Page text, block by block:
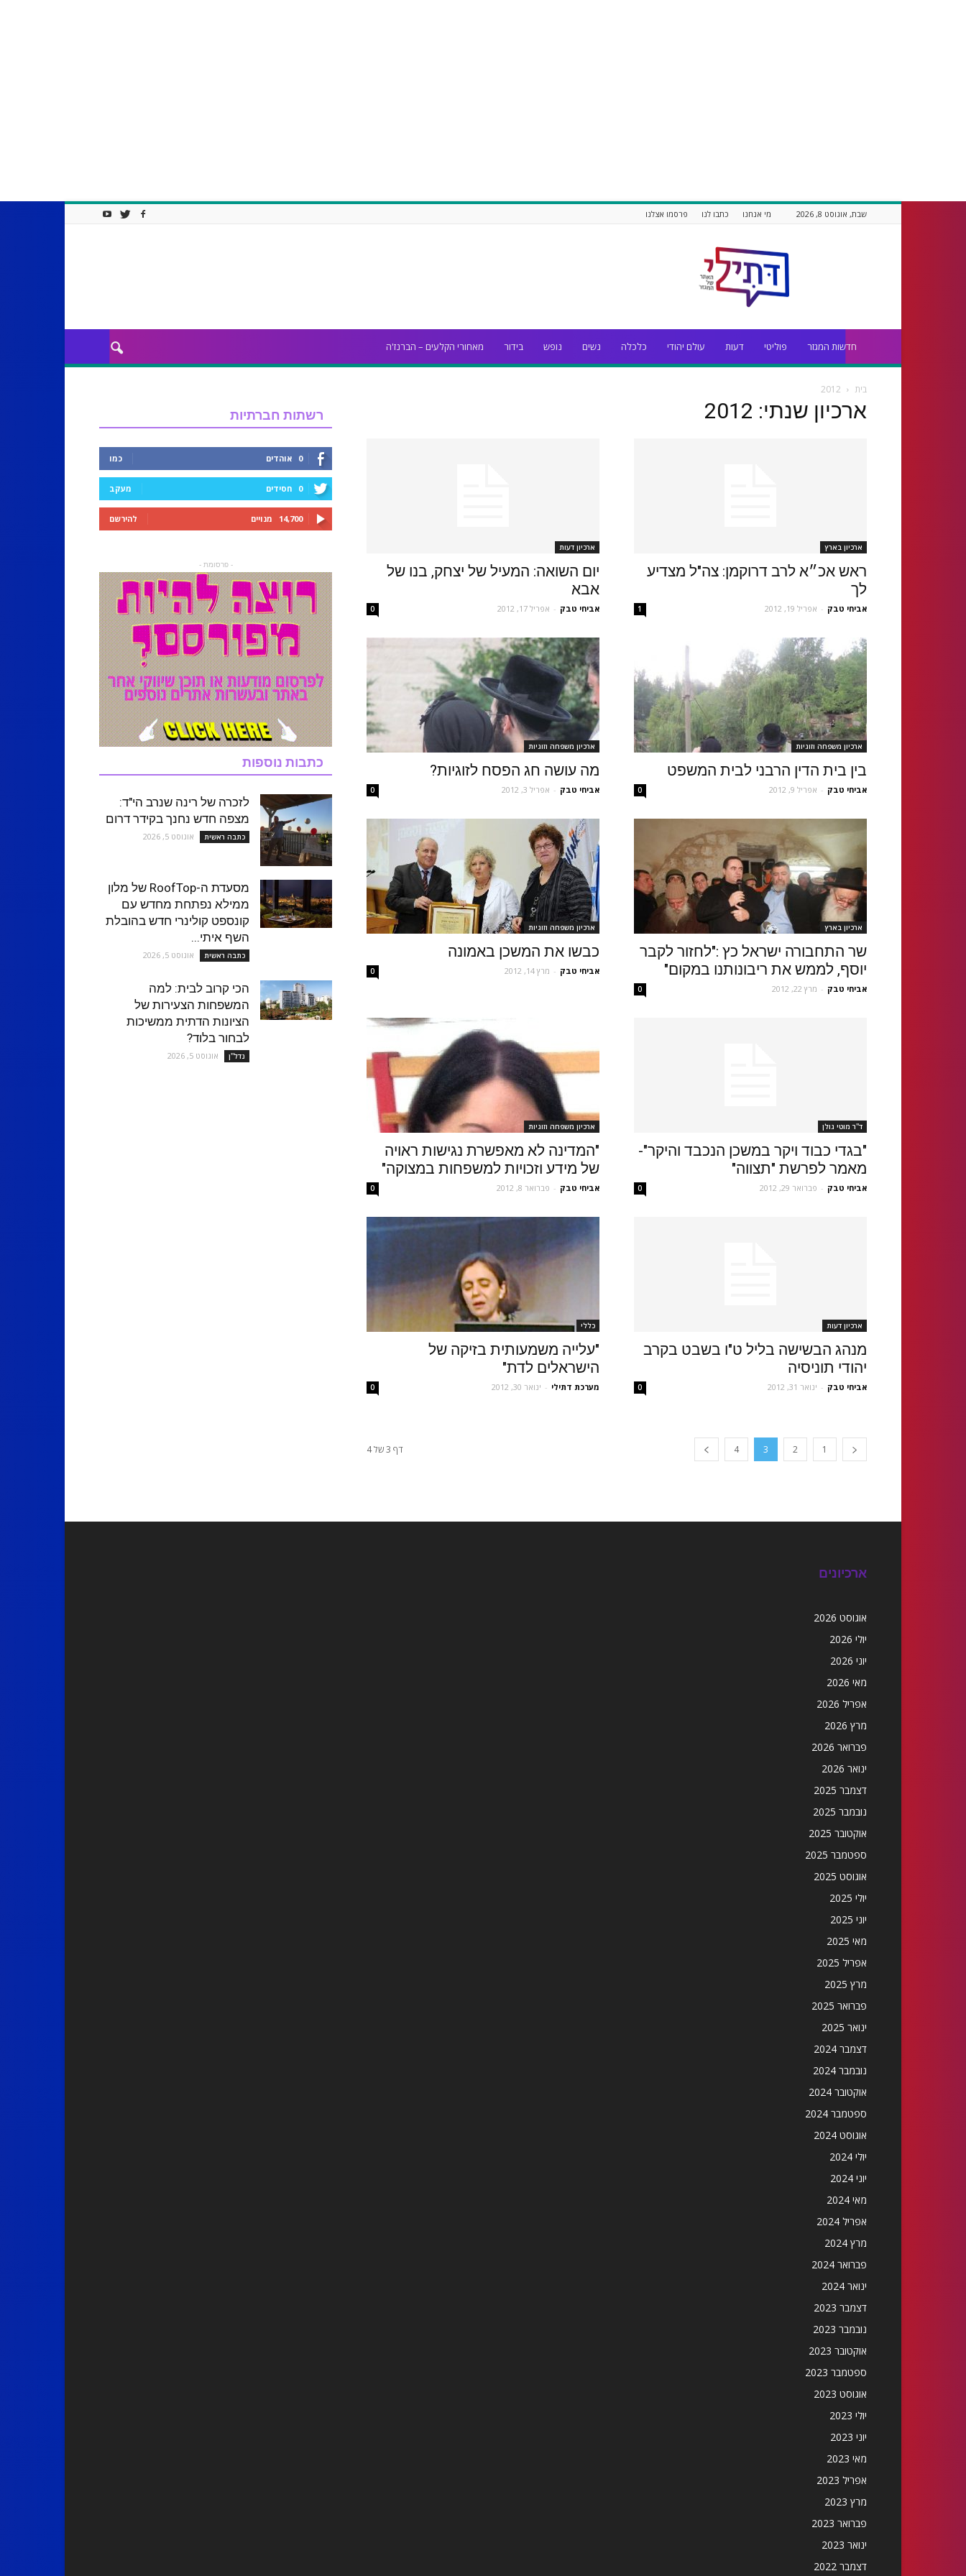
שבת, אוגוסט 8, 2026 מי אנחנו כתבו לנו פרסמו אצלנו
חדשות המגזר פוליטי דעות עולם יהודי כלכלה נשים נופש בידור מאחורי הקלעים – הברנז'ה
בית 2012
ארכיון שנתי: 2012
ארכיון בארץ
ראש אכ״א לרב דרוקמן: צה"ל מצדיע
לך
אביחי טבק - אפריל 19, 2012 1
ארכיון דעות
יום השואה: המעיל של יצחק, בנו של
אבא
אביחי טבק - אפריל 17, 2012 0
ארכיון משפחה וזוגיות
בין בית הדין הרבני לבית המשפט
אביחי טבק - אפריל 9, 2012 0
ארכיון משפחה וזוגיות
מה עושה חג הפסח לזוגיות?
אביחי טבק - אפריל 3, 2012 0
ארכיון בארץ
שר התחבורה ישראל כץ :"לחזור לקבר
יוסף, לממש את ריבונותנו במקום"
אביחי טבק - מרץ 22, 2012 0
ארכיון משפחה וזוגיות
כבשו את המשכן באמונה
אביחי טבק - מרץ 14, 2012 0
ד''ר מוטי גולן
"בגדי כבוד ויקר במשכן הנכבד והיקר"-
מאמר לפרשת "תצווה"
אביחי טבק - פברואר 29, 2012 0
ארכיון משפחה וזוגיות
"המדינה לא מאפשרת נגישות ראויה
של מידע וזכויות למשפחות במצוקה"
אביחי טבק - פברואר 8, 2012 0
ארכיון דעות
מנהג הבשישה בליל ט"ו בשבט בקרב
יהודי תוניסיה
אביחי טבק - ינואר 31, 2012 0
כללי
"עלייה משמעותית בזיקה של
הישראלים לדת"
מערכת דתילי - ינואר 30, 2012 0
1
2
3
4 דף 3 של 4
רשתות חברתיות
0 אוהדים כמו
0 חסידים מעקב
14,700 מנויים להירשם
- פרסומת -
כתבות נוספות
לזכרה של רינה שנרב הי"ד:
מצפה חדש נחנך בקידר דרום
כתבה ראשית אוגוסט 5, 2026
מסעדת ה-RoofTop של מלון
ממילא נפתחת מחדש עם
קונספט קולינרי חדש בהובלת
השף איתי...
כתבה ראשית אוגוסט 5, 2026
הכי קרוב לבית: למה
המשפחות הצעירות של
הציונות הדתית ממשיכות
לבחור בלוד?
נדל''ן אוגוסט 5, 2026
ארכיונים
אוגוסט 2026
יולי 2026
יוני 2026
מאי 2026
אפריל 2026
מרץ 2026
פברואר 2026
ינואר 2026
דצמבר 2025
נובמבר 2025
אוקטובר 2025
ספטמבר 2025
אוגוסט 2025
יולי 2025
יוני 2025
מאי 2025
אפריל 2025
מרץ 2025
פברואר 2025
ינואר 2025
דצמבר 2024
נובמבר 2024
אוקטובר 2024
ספטמבר 2024
אוגוסט 2024
יולי 2024
יוני 2024
מאי 2024
אפריל 2024
מרץ 2024
פברואר 2024
ינואר 2024
דצמבר 2023
נובמבר 2023
אוקטובר 2023
ספטמבר 2023
אוגוסט 2023
יולי 2023
יוני 2023
מאי 2023
אפריל 2023
מרץ 2023
פברואר 2023
ינואר 2023
דצמבר 2022